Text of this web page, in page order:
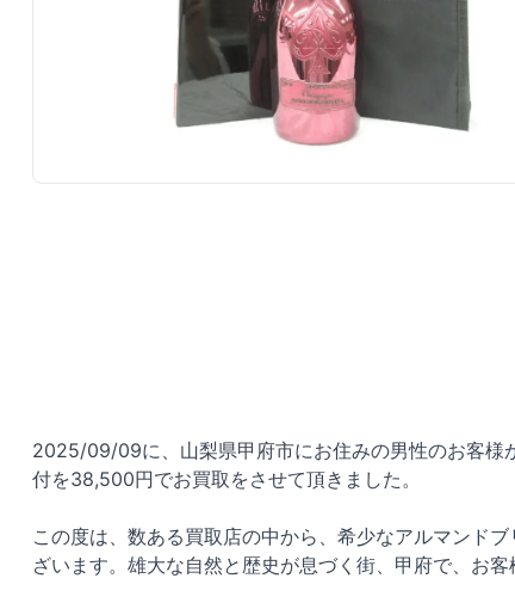
2025/09/09に、山梨県甲府市にお住みの男性のお客様
付を38,500円でお買取をさせて頂きました。
この度は、数ある買取店の中から、希少なアルマンド
ざいます。雄大な自然と歴史が息づく街、甲府で、お